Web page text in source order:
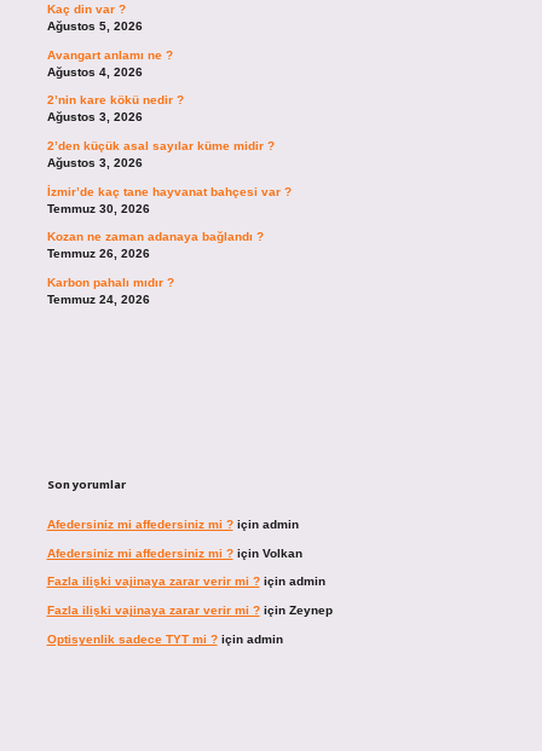
Kaç din var ?
Ağustos 5, 2026
Avangart anlamı ne ?
Ağustos 4, 2026
2’nin kare kökü nedir ?
Ağustos 3, 2026
2’den küçük asal sayılar küme midir ?
Ağustos 3, 2026
İzmir’de kaç tane hayvanat bahçesi var ?
Temmuz 30, 2026
Kozan ne zaman adanaya bağlandı ?
Temmuz 26, 2026
Karbon pahalı mıdır ?
Temmuz 24, 2026
Son yorumlar
Afedersiniz mi affedersiniz mi ?için admin
Afedersiniz mi affedersiniz mi ?için Volkan
Fazla ilişki vajinaya zarar verir mi ?için admin
Fazla ilişki vajinaya zarar verir mi ?için Zeynep
Optisyenlik sadece TYT mi ?için admin